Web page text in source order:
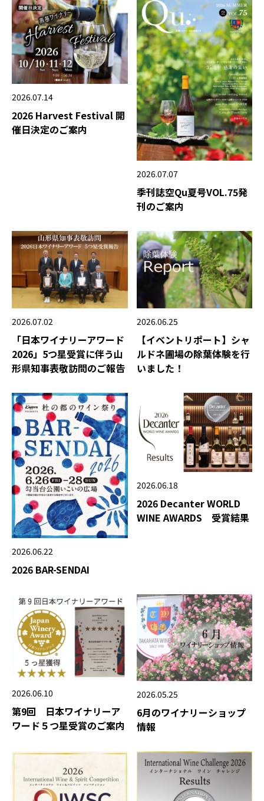
2026.07.14
2026 Harvest Festival 開
催日決定のご案内
2026.07.07
季刊誌空Qu夏号VOL.75発
刊のご案内
2026.07.02
「日本ワイナリーアワード
2026」5つ星受賞に伴う山
形県知事表敬訪問のご報告
2026.06.25
【イベントリポート】シャ
ルドネ圃場の除葉体験を行
いました！
2026.06.22
2026 BAR-SENDAI
2026.06.18
2026 Decanter WORLD
WINE AWARDS 受賞結果
2026.06.10
第9回 日本ワイナリーア
ワード５つ星受賞のご案内
2026.05.25
6月のワイナリーショップ
情報